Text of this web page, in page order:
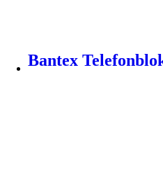
Bantex